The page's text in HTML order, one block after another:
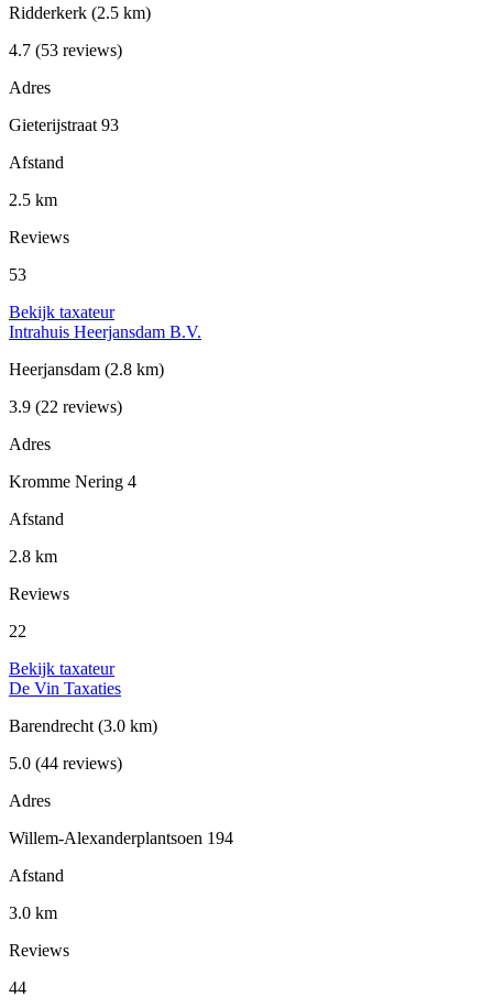
Ridderkerk (2.5 km)
4.7 (53 reviews)
Adres
Gieterijstraat 93
Afstand
2.5 km
Reviews
53
Bekijk taxateur
Intrahuis Heerjansdam B.V.
Heerjansdam (2.8 km)
3.9 (22 reviews)
Adres
Kromme Nering 4
Afstand
2.8 km
Reviews
22
Bekijk taxateur
De Vin Taxaties
Barendrecht (3.0 km)
5.0 (44 reviews)
Adres
Willem-Alexanderplantsoen 194
Afstand
3.0 km
Reviews
44